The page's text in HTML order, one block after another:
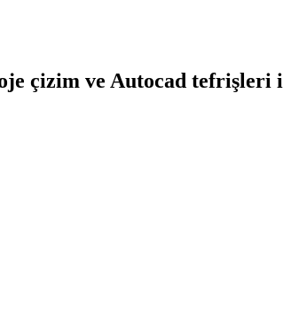
çizim ve Autocad